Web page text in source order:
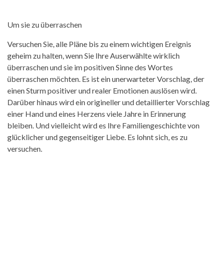
Um sie zu überraschen
Versuchen Sie, alle Pläne bis zu einem wichtigen Ereignis
geheim zu halten, wenn Sie Ihre Auserwählte wirklich
überraschen und sie im positiven Sinne des Wortes
überraschen möchten. Es ist ein unerwarteter Vorschlag, der
einen Sturm positiver und realer Emotionen auslösen wird.
Darüber hinaus wird ein origineller und detaillierter Vorschlag
einer Hand und eines Herzens viele Jahre in Erinnerung
bleiben. Und vielleicht wird es Ihre Familiengeschichte von
glücklicher und gegenseitiger Liebe. Es lohnt sich, es zu
versuchen.